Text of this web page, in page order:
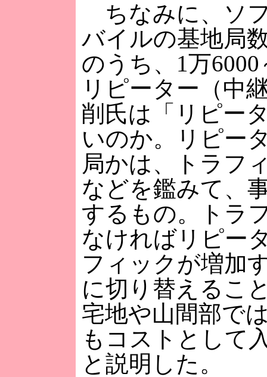
ちなみに、ソ
バイルの基地局
のうち、1万6000
リピーター（中
削氏は「リピー
いのか。リピー
局かは、トラフ
などを鑑みて、
するもの。トラ
なければリピー
フィックが増加
に切り替えるこ
宅地や山間部で
もコストとして
と説明した。